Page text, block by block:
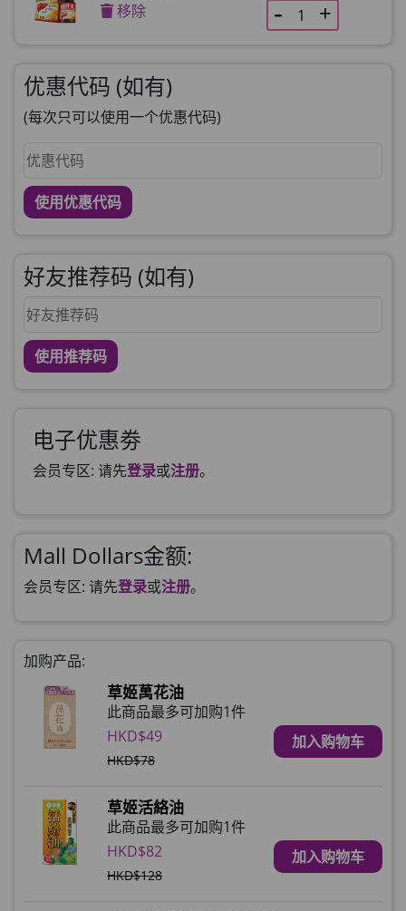
移除
优惠代码 (如有)
(每次只可以使用一个优惠代码)
使用优惠代码
好友推荐码 (如有)
使用推荐码
电子优惠劵
会员专区: 请先登录或注册。
Mall Dollars金额:
会员专区: 请先登录或注册。
加购产品:
草姬萬花油
此商品最多可加购1件
HKD$49
HKD$78
加入购物车
草姬活絡油
此商品最多可加购1件
HKD$82
HKD$128
加入购物车